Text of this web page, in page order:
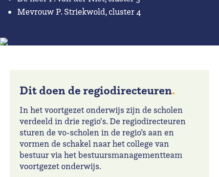
Mevrouw P. Striekwold, cluster 4
Dit doen de regiodirecteuren.
In het voortgezet onderwijs zijn de scholen
verdeeld in drie regio's. De regiodirecteuren
sturen de vo-scholen in de regio’s aan en
vormen de schakel naar het college van
bestuur via het bestuursmanagementteam
voortgezet onderwijs.